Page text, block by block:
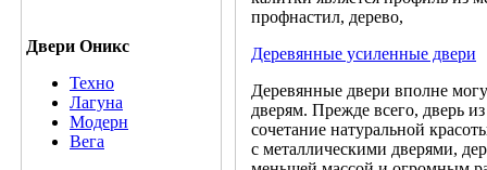
Двери Оникс
Техно
Лагуна
Модерн
Вега
профнастил, дерево,
Деревянные усиленные двери
Деревянные двери вполне
дверям. Прежде всего, дверь
сочетание натуральной
с металлическими дверями,